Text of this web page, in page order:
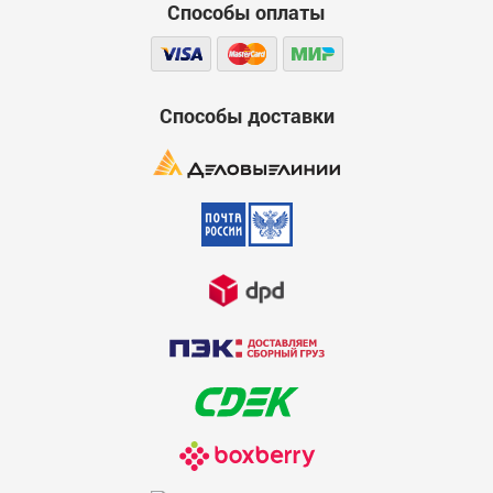
отсутствие нагрева, что исключает пожароопасную
В качестве ложки дегтя — относительно высокая цена. Но
обычные гирлянды и срок службы светодиодной, чтобы
вычислить выгоду. А если организация закупает гирлянды
оптом, то надолго избавится от расходов на праздничное
оформление офисов и других помещений.
крышу, обратите внимание на размеры гирлянды, цветность
светодиодов и назначение (интерьерная или фасадная). Даже
празднично, но если хочется чего-то более разноцветного,
подсветкой осуществляется контроллером. Обратите
внимание на число рабочих режимов, форму (с насадками в
Качество представленных гирлянд отличное — можно смело
выбирать новое украшение к предстоящим праздникам!
Способы оплаты
Способы доставки